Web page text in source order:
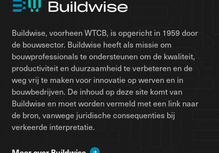
Buildwise, voorheen WTCB, is opgericht in 1959 door
de bouwsector. Buildwise heeft als missie om
bouwprofessionals te ondersteunen om de kwaliteit,
productiviteit en duurzaamheid te verbeteren en de
weg vrij te maken voor innovatie op werven en in
bouwbedrijven. De inhoud op deze site komt van
Buildwise en moet worden vermeld met een link naar
de bron, vanwege juridische consequenties bij
verkeerde interpretatie.